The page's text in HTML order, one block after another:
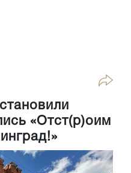
«Отст(р)оим